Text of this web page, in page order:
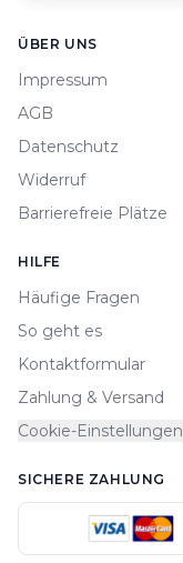
ÜBER UNS
Impressum
AGB
Datenschutz
Widerruf
Barrierefreie Plätze
HILFE
Häufige Fragen
So geht es
Kontaktformular
Zahlung & Versand
Cookie-Einstellungen
SICHERE ZAHLUNG